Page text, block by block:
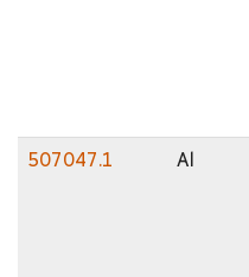
507047.1 Al